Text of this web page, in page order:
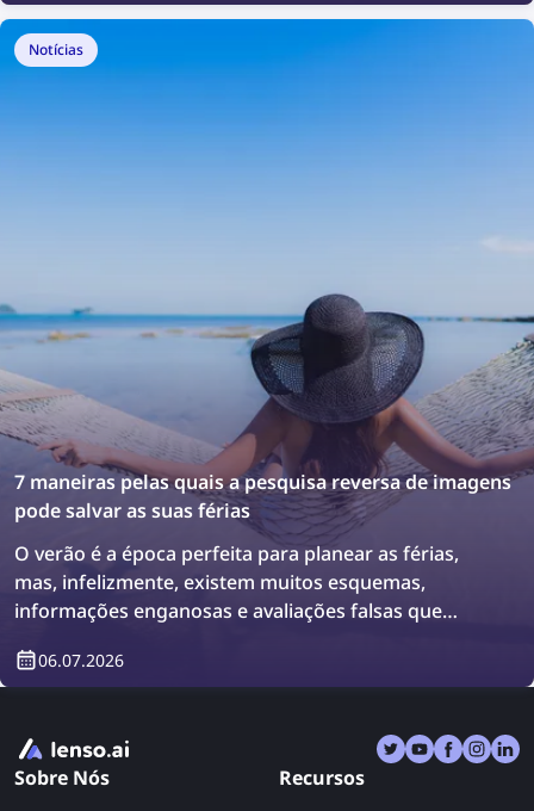
imagens em 2026!
Notícias
7 maneiras pelas quais a pesquisa reversa de imagens
pode salvar as suas férias
O verão é a época perfeita para planear as férias,
mas, infelizmente, existem muitos esquemas,
informações enganosas e avaliações falsas que
resultado, pode regressar das férias ainda mais
uma vez por todas!
06.07.2026
Sobre Nós
Recursos